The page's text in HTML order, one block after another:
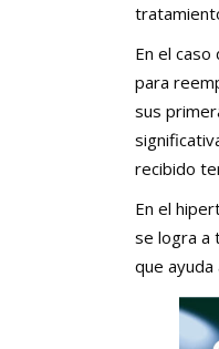
En el
para
sus
recibido
En el
se logra a
que